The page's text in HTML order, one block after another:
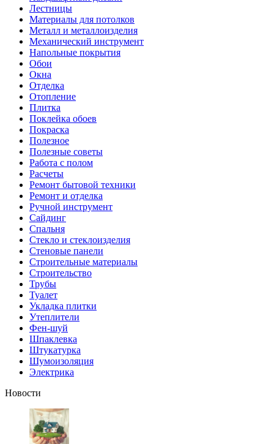
Лестницы
Материалы для потолков
Металл и металлоизделия
Механический инструмент
Напольные покрытия
Обои
Окна
Отделка
Отопление
Плитка
Поклейка обоев
Покраска
Полезное
Полезные советы
Работа с полом
Расчеты
Ремонт бытовой техники
Ремонт и отделка
Ручной инструмент
Сайдинг
Спальня
Стекло и стеклоизделия
Стеновые панели
Строительные материалы
Строительство
Трубы
Туалет
Укладка плитки
Утеплители
Фен-шуй
Шпаклевка
Штукатурка
Шумоизоляция
Электрика
Новости